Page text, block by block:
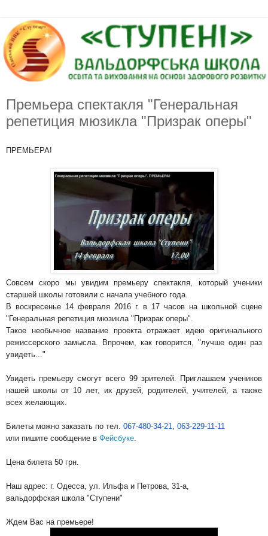
Премьера спектакля "Генеральная
репетиция мюзикла "Призрак оперы"
ПРЕМЬЕРА!
Совсем скоро мы увидим премьеру спектакля, который ученики
старшей школы готовили с начала учебного года.
В воскресенье 14 февраля 2016 г. в 17 часов на школьной сцене
"Генеральная репетиция мюзикла "Призрак оперы".
Такое необычное название проекта отражает идею оригинального
режиссерского замысла. Впрочем, как говорится, "лучше один раз
увидеть..."
Увидеть премьеру смогут всего 99 зрителей. Приглашаем учеников
нашей школы от 10 лет, их друзей, родителей, учителей, а также
всех желающих.
Билеты можно заказать по тел. 067-480-34-21, 063-229-11-11
или пишите сообщение в Фейсбуке.
Цена билета 50 грн.
Наш адрес: г. Одесса, ул. Ильфа и Петрова, 31-а,
вальдорфская школа "Ступени"
Ждем Вас на премьере!